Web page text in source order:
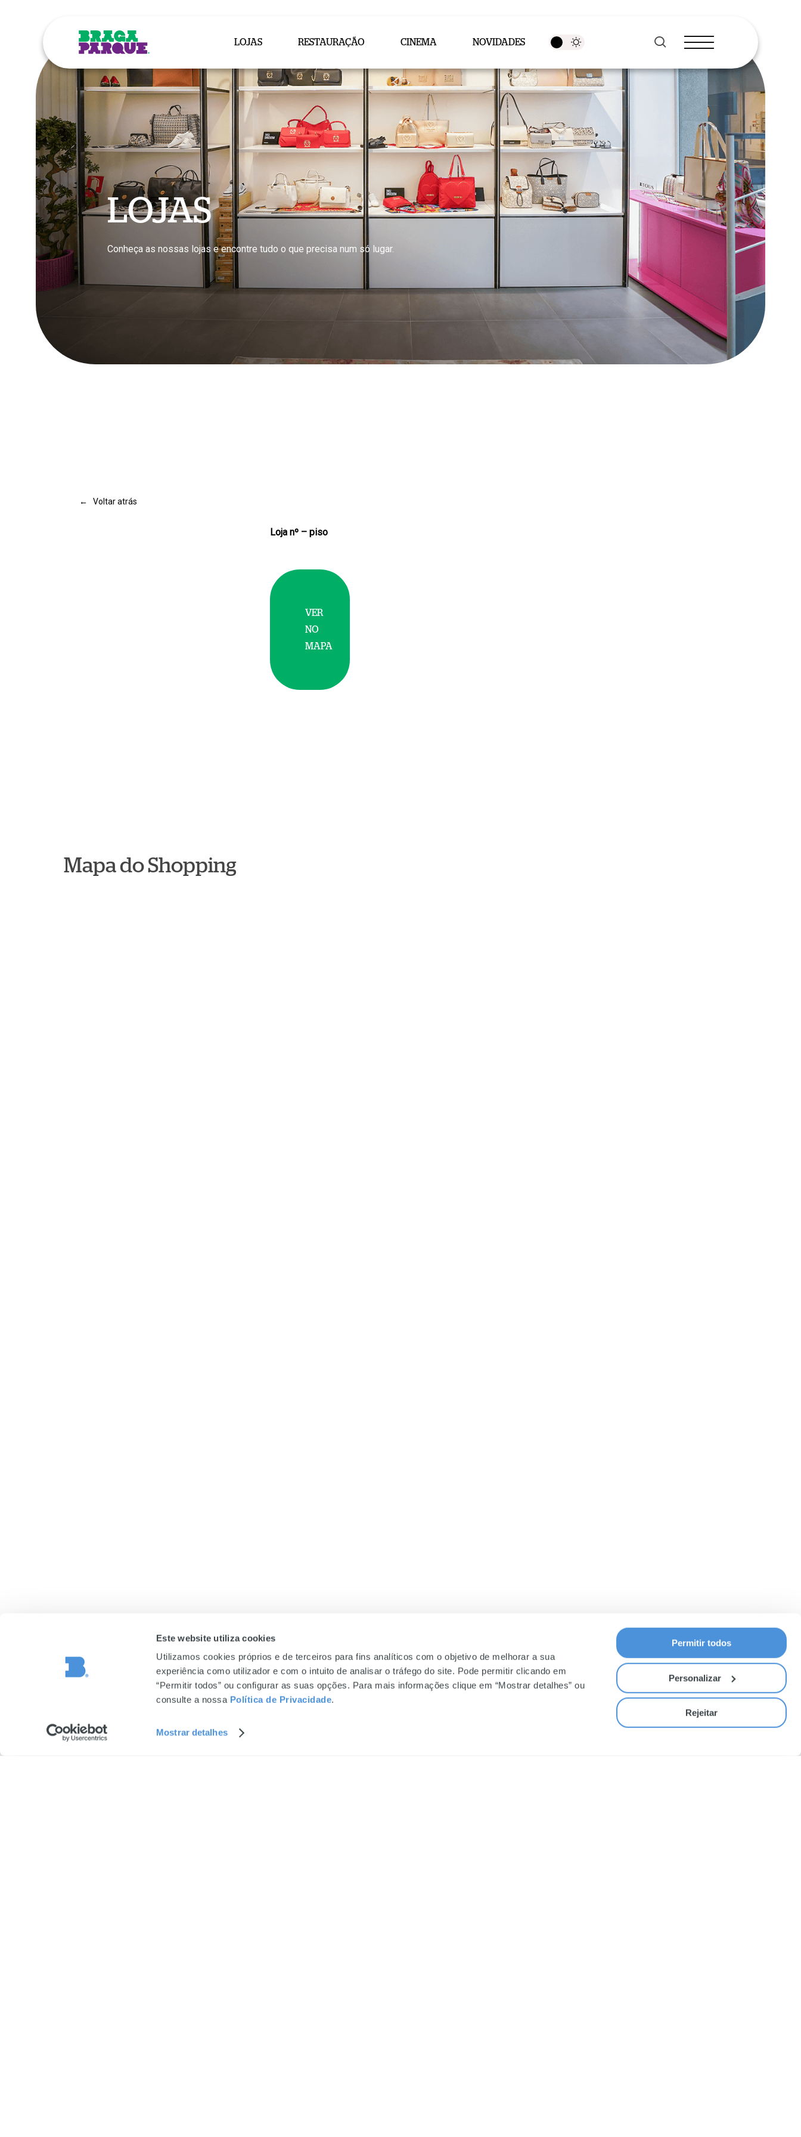
Este website utiliza cookies
Utilizamos cookies próprios e de terceiros para fins analíticos com o objetivo de melhorar a sua
experiência como utilizador e com o intuito de analisar o tráfego do site. Pode permitir clicando em
“Permitir todos” ou configurar as suas opções. Para mais informações clique em “Mostrar detalhes” ou
consulte a nossa Política de Privacidade.
Mostrar detalhes
Permitir todos
Personalizar
Rejeitar
Pressione Enter para pesquisar ou Esc para fechar
LOJAS RESTAURAÇÃO CINEMA NOVIDADES pesquisar
LOJAS
Conheça as nossas lojas e encontre tudo o que precisa num só lugar.
← Voltar atrás
Loja nº – piso
VER
NO
MAPA
Mapa do Shopping